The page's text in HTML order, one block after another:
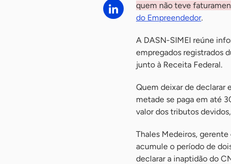
quem não teve
do Empreendedor.
A DASN-SIMEI reúne
empregados registrados
junto à Receita Federal.
Quem deixar de declarar
metade se paga em até
valor dos tributos
Thales Medeiros,
acumule o período de
declarar a inaptidão do